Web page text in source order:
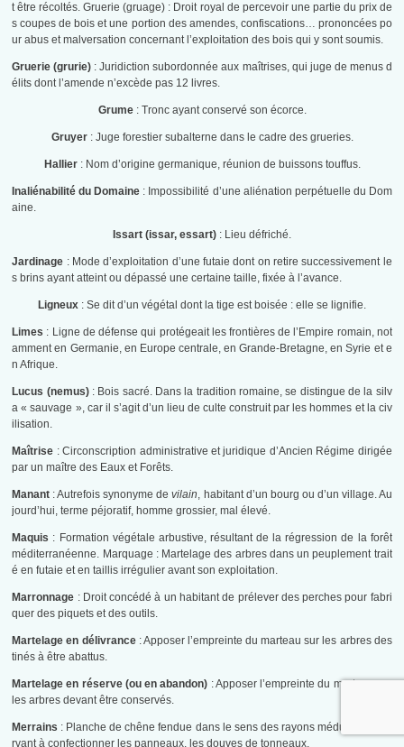
t être récoltés. Gruerie (gruage) : Droit royal de percevoir une partie du prix de
s coupes de bois et une portion des amendes, confiscations… prononcées po
ur abus et malversation concernant l’exploitation des bois qui y sont soumis.
Gruerie (grurie) : Juridiction subordonnée aux maîtrises, qui juge de menus d
élits dont l’amende n’excède pas 12 livres.
Grume: Tronc ayant conservé son écorce.
Gruyer : Juge forestier subalterne dans le cadre des grueries.
Hallier: Nom d’origine germanique, réunion de buissons touffus.
Inaliénabilité du Domaine : Impossibilité d’une aliénation perpétuelle du Dom
aine.
Issart (issar, essart) : Lieu défriché.
Jardinage : Mode d’exploitation d’une futaie dont on retire successivement le
s brins ayant atteint ou dépassé une certaine taille, fixée à l’avance.
Ligneux : Se dit d’un végétal dont la tige est boisée : elle se lignifie.
Limes : Ligne de défense qui protégeait les frontières de l’Empire romain, not
amment en Germanie, en Europe centrale, en Grande-Bretagne, en Syrie et e
n Afrique.
Lucus (nemus): Bois sacré. Dans la tradition romaine, se distingue de la silv
a « sauvage », car il s’agit d’un lieu de culte construit par les hommes et la civ
ilisation.
Maîtrise : Circonscription administrative et juridique d’Ancien Régime dirigée
par un maître des Eaux et Forêts.
Manant : Autrefois synonyme devilain, habitant d’un bourg ou d’un village. Au
jourd’hui, terme péjoratif, homme grossier, mal élevé.
Maquis : Formation végétale arbustive, résultant de la régression de la forêt
méditerranéenne. Marquage : Martelage des arbres dans un peuplement trait
é en futaie et en taillis irrégulier avant son exploitation.
Marronnage : Droit concédé à un habitant de prélever des perches pour fabri
quer des piquets et des outils.
Martelage en délivrance: Apposer l’empreinte du marteau sur les arbres des
tinés à être abattus.
Martelage en réserve (ou en abandon) : Apposer l’empreinte du marteau sur
les arbres devant être conservés.
Merrains : Planche de chêne fendue dans le sens des rayons médullaires, se
rvant à confectionner les panneaux, les douves de tonneaux.